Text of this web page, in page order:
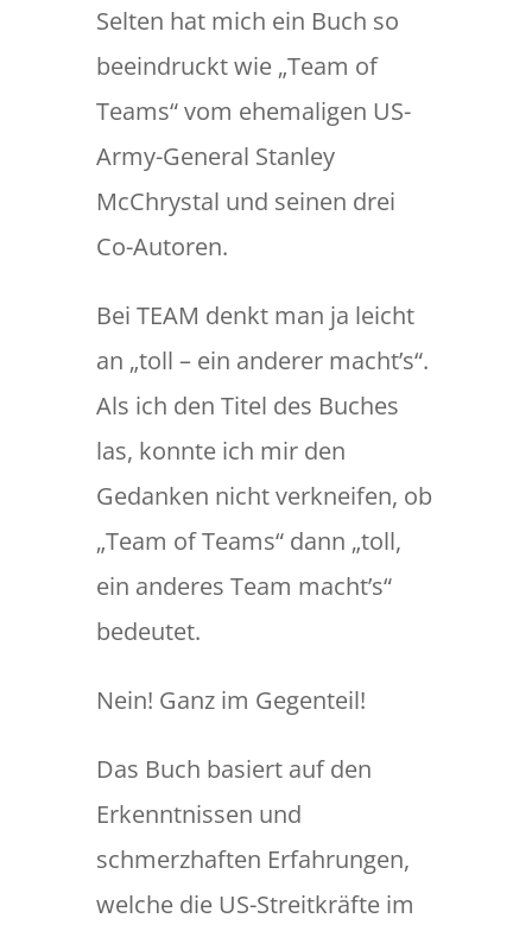
Selten hat mich ein Buch so
beeindruckt wie „Team of
Teams“ vom ehemaligen US-
Army-General Stanley
McChrystal und seinen drei
Co-Autoren.
Bei TEAM denkt man ja leicht
an „toll – ein anderer macht’s“.
Als ich den Titel des Buches
las, konnte ich mir den
Gedanken nicht verkneifen, ob
„Team of Teams“ dann „toll,
ein anderes Team macht’s“
bedeutet.
Nein! Ganz im Gegenteil!
Das Buch basiert auf den
Erkenntnissen und
schmerzhaften Erfahrungen,
welche die US-Streitkräfte im